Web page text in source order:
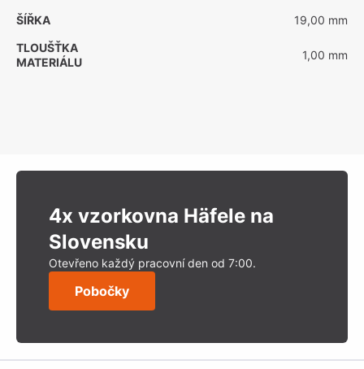
ŠÍŘKA
19,00 mm
TLOUŠŤKA
MATERIÁLU
1,00 mm
4x vzorkovna Häfele na
Slovensku
Otevřeno každý pracovní den od 7:00.
Pobočky